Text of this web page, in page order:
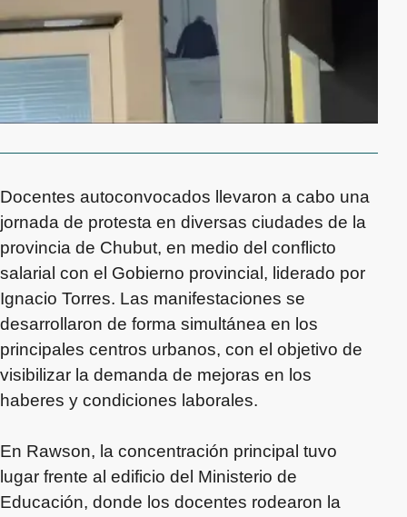
Docentes autoconvocados llevaron a cabo una
jornada de protesta en diversas ciudades de la
provincia de Chubut, en medio del conflicto
salarial con el Gobierno provincial, liderado por
Ignacio Torres. Las manifestaciones se
desarrollaron de forma simultánea en los
principales centros urbanos, con el objetivo de
visibilizar la demanda de mejoras en los
haberes y condiciones laborales.
En Rawson, la concentración principal tuvo
lugar frente al edificio del Ministerio de
Educación, donde los docentes rodearon la